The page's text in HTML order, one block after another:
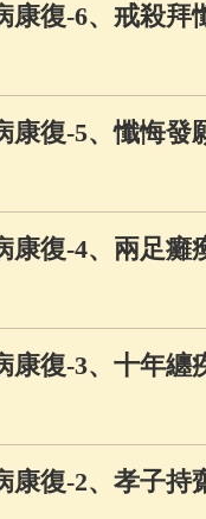
康復-6、戒殺
康復-5、懺悔
康復-4、兩足
康復-3、十年
康復-2、孝子